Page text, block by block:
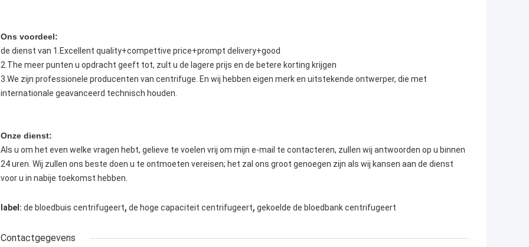
Ons voordeel:
de dienst van 1.Excellent quality+compettive price+prompt delivery+good
2.The meer punten u opdracht geeft tot, zult u de lagere prijs en de betere korting krijgen
3.We zijn professionele producenten van centrifuge. En wij hebben eigen merk en uitstekende ontwerper, die met
internationale geavanceerd technisch houden.
Onze dienst:
Als u om het even welke vragen hebt, gelieve te voelen vrij om mijn e-mail te contacteren, zullen wij antwoorden op u binnen
24 uren. Wij zullen ons beste doen u te ontmoeten vereisen; het zal ons groot genoegen zijn als wij kansen aan de dienst
voor u in nabije toekomst hebben.
label: de bloedbuis centrifugeert, de hoge capaciteit centrifugeert, gekoelde de bloedbank centrifugeert
Contactgegevens